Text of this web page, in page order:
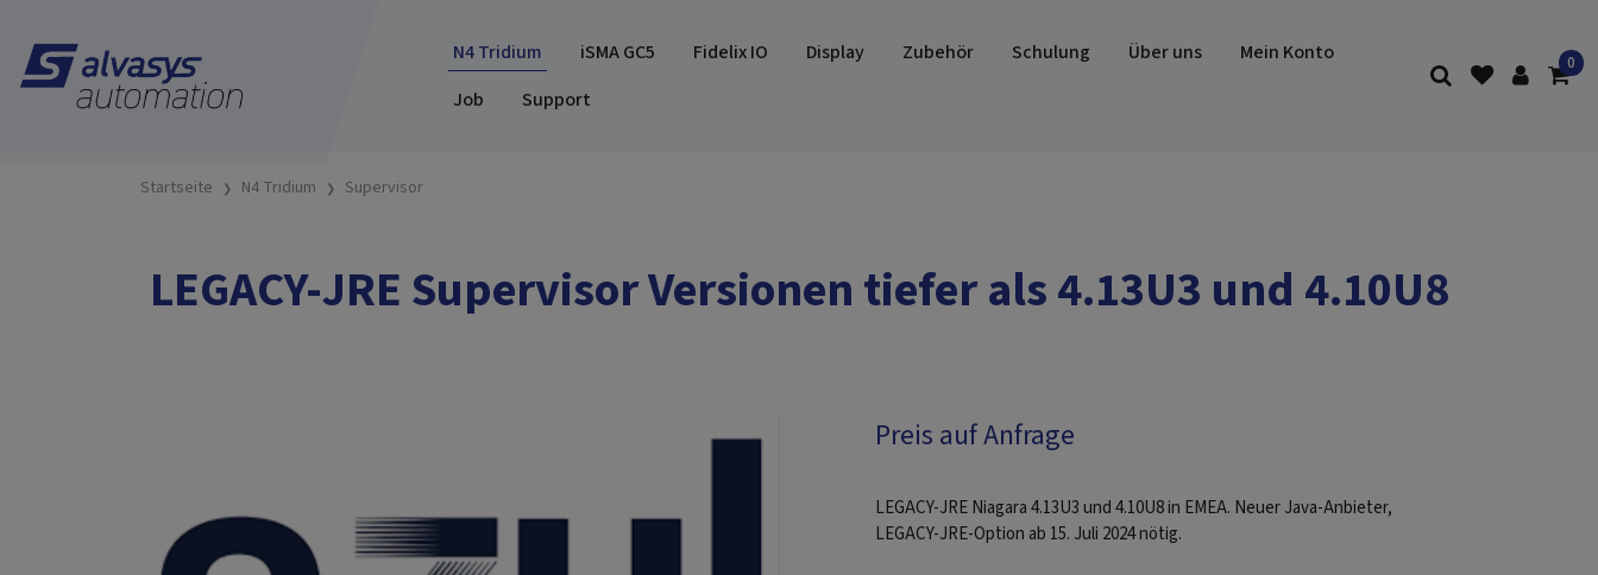
N4 Tridium iSMA GC5 Fidelix IO Display Zubehör Schulung Über uns
Mein Konto
Job
Support
Startseite N4 Tridium Supervisor
LEGACY-JRE Supervisor Versionen tiefer als 4.13U3 und 4.10U8
Preis auf Anfrage
LEGACY-JRE Niagara 4.13U3 und 4.10U8 in EMEA. Neuer Java-Anbieter,
LEGACY-JRE-Option ab 15. Juli 2024 nötig.